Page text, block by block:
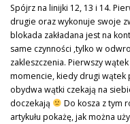
Spójrz na linijki 12, 13 i 14.
drugie oraz wykonuje swoje
blokada zakładana jest na
same czynności ,tylko w
zakleszczenia. Pierwszy
momencie, kiedy drugi wątek
obydwa wątki czekają na
doczekają
Do kosza z tym
artykułu pokażę, jak można